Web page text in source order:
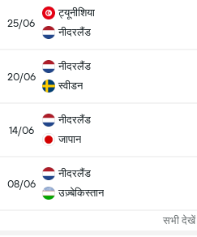
25/06
ट्यूनीशिया
नीदरलैंड
20/06
नीदरलैंड
स्वीडन
14/06
नीदरलैंड
जापान
08/06
नीदरलैंड
उज़्बेकिस्तान
सभी देखें